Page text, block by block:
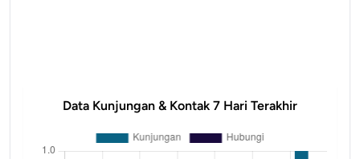
Data Kunjungan & Kontak 7 Hari Terakhir